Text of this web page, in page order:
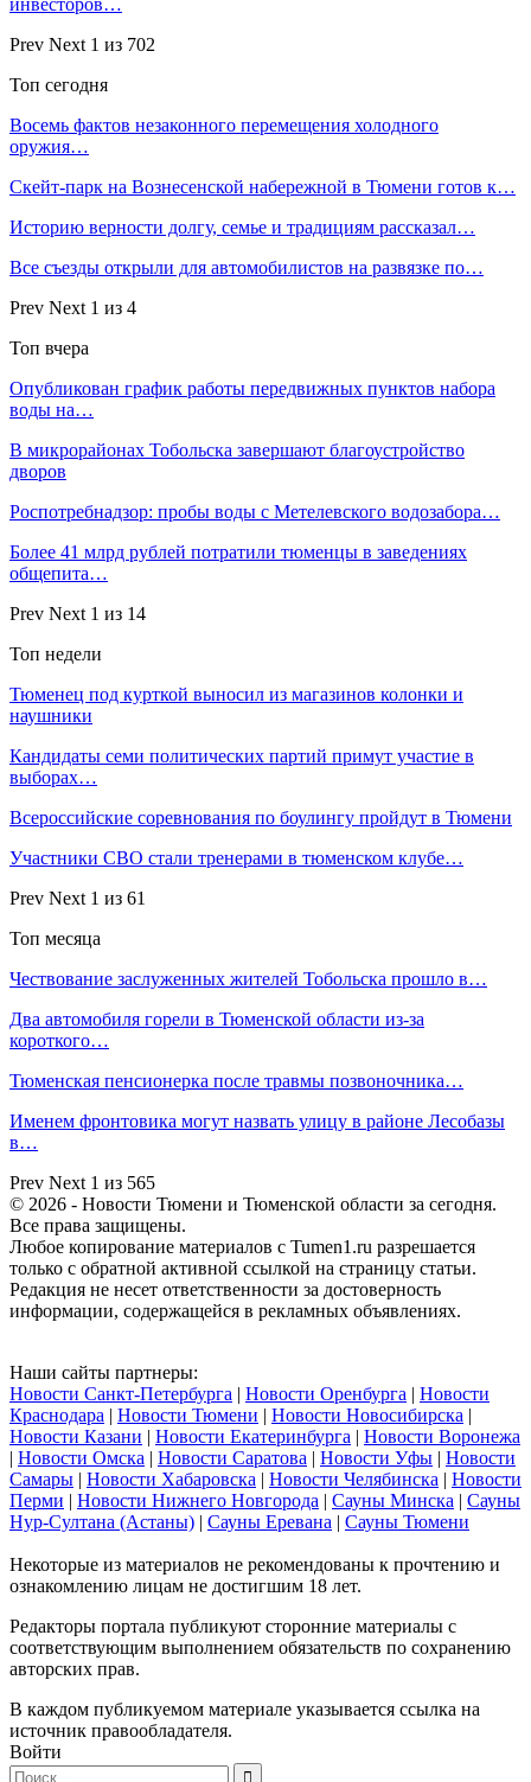
Prev Next 1 из 702
Топ сегодня
Восемь фактов незаконного перемещения холодного
оружия…
Скейт-парк на Вознесенской набережной в Тюмени готов к…
Историю верности долгу, семье и традициям рассказал…
Все съезды открыли для автомобилистов на развязке по…
Prev Next 1 из 4
Топ вчера
Опубликован график работы передвижных пунктов набора
воды на…
В микрорайонах Тобольска завершают благоустройство
дворов
Роспотребнадзор: пробы воды с Метелевского водозабора…
Более 41 млрд рублей потратили тюменцы в заведениях
общепита…
Prev Next 1 из 14
Топ недели
Тюменец под курткой выносил из магазинов колонки и
наушники
Кандидаты семи политических партий примут участие в
выборах…
Всероссийские соревнования по боулингу пройдут в Тюмени
Участники СВО стали тренерами в тюменском клубе…
Prev Next 1 из 61
Топ месяца
Чествование заслуженных жителей Тобольска прошло в…
Два автомобиля горели в Тюменской области из-за
короткого…
Тюменская пенсионерка после травмы позвоночника…
Именем фронтовика могут назвать улицу в районе Лесобазы
в…
Prev Next 1 из 565
© 2026 - Новости Тюмени и Тюменской области за сегодня.
Все права защищены.
Любое копирование материалов с Tumen1.ru разрешается
только с обратной активной ссылкой на страницу статьи.
Редакция не несет ответственности за достоверность
информации, содержащейся в рекламных объявлениях.
Наши сайты партнеры:
Новости Санкт-Петербурга | Новости Оренбурга | Новости
Краснодара | Новости Тюмени | Новости Новосибирска |
Новости Казани | Новости Екатеринбурга | Новости Воронежа
| Новости Омска | Новости Саратова | Новости Уфы | Новости
Самары | Новости Хабаровска | Новости Челябинска | Новости
Перми | Новости Нижнего Новгорода | Сауны Минска | Сауны
Нур-Султана (Астаны) | Сауны Еревана | Сауны Тюмени
Некоторые из материалов не рекомендованы к прочтению и
ознакомлению лицам не достигшим 18 лет.
Редакторы портала публикуют сторонние материалы с
соответствующим выполнением обязательств по сохранению
авторских прав.
В каждом публикуемом материале указывается ссылка на
источник правообладателя.
Войти